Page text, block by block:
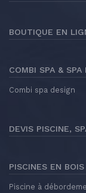
BOUTIQUE EN
COMBI SPA & SPA
Combi spa design
DEVIS PISCINE,
PISCINES EN BOIS
Piscine à